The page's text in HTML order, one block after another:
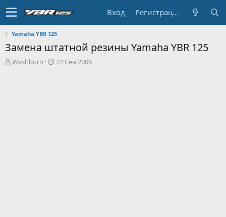
Вход Регистрация
Yamaha YBR 125
Замена штатной резины Yamaha YBR 125
А
Washburn
Д
22 Сен 2006